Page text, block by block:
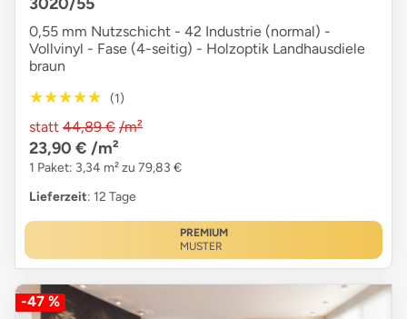
0,55 mm Nutzschicht - 42 Industrie (normal) -
Vollvinyl - Fase (4-seitig) - Holzoptik Landhausdiele
braun
★★★★★
★★★★★ (1)
statt 44,89 € /m²
23,90 € /m²
1 Paket: 3,34 m² zu 79,83 €
Lieferzeit: 12 Tage
PREMIUM
MUSTER
-47 %